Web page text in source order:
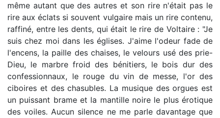
même autant que des autres et son rire n'était pas le
rire aux éclats si souvent vulgaire mais un rire contenu,
raffiné, entre les dents, qui était le rire de Voltaire : "Je
suis chez moi dans les églises. J'aime l'odeur fade de
l'encens, la paille des chaises, le velours usé des prie-
Dieu, le marbre froid des bénitiers, le bois dur des
confessionnaux, le rouge du vin de messe, l'or des
ciboires et des chasubles. La musique des orgues est
un puissant brame et la mantille noire le plus érotique
des voiles. Aucun silence ne me parle davantage que